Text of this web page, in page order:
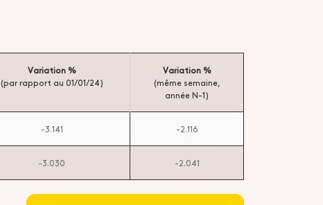
Variation %
(par rapport au 01/01/24)
Variation %
(même semaine,
année N-1)
-3.141 -2.116
-3.030 -2.041